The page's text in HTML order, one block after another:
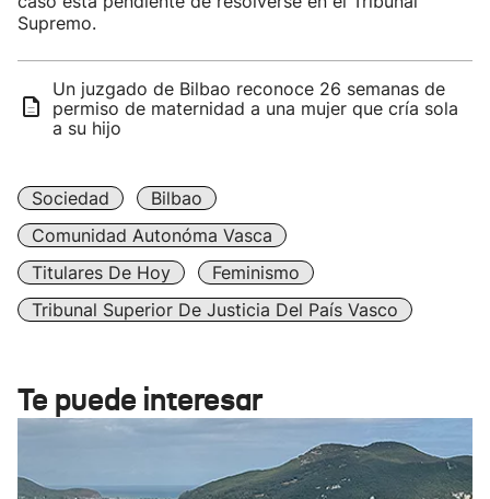
Supremo.
Un juzgado de Bilbao reconoce 26 semanas de
permiso de maternidad a una mujer que cría sola
a su hijo
Sociedad
Bilbao
Comunidad Autonóma Vasca
Titulares De Hoy
Feminismo
Tribunal Superior De Justicia Del País Vasco
Te puede interesar